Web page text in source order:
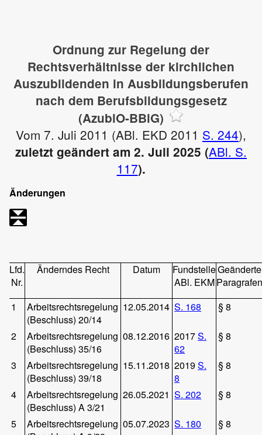
Ordnung zur Regelung der
Rechtsverhältnisse der kirchlichen
Auszubildenden in Ausbildungsberufen
nach dem Berufsbildungsgesetz
(AzubiO-BBiG)
Vom 7. Juli 2011 (ABl. EKD 2011 S. 244),
zuletzt geändert am 2. Juli 2025 (ABl. S.
117).
Änderungen
Lfd.
Nr.
Änderndes Recht Datum
Fundstelle
ABl. EKM
Geänderte
Paragrafen
1
Arbeitsrechtsregelung
(Beschluss) 20/14
12.05.2014 S. 168 § 8
2
Arbeitsrechtsregelung
(Beschluss) 35/16
08.12.2016 2017S.
62
§ 8
3
Arbeitsrechtsregelung
(Beschluss) 39/18
15.11.2018 2019S.
8
§ 8
4
Arbeitsrechtsregelung
(Beschluss) A 3/21
26.05.2021 S. 202 § 8
5
Arbeitsrechtsregelung 05.07.2023 S. 180 § 8